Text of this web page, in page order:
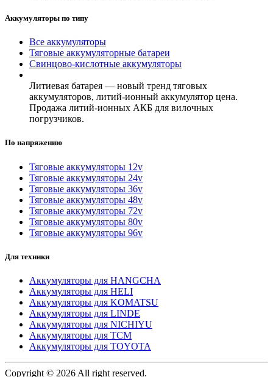
Аккумуляторы по типу
Все аккумуляторы
Тяговые аккумуляторные батареи
Свинцово-кислотные аккумуляторы
Литиевая батарея — новый тренд тяговых
аккумуляторов, литий-ионный аккумулятор цена.
Продажа литий-ионных АКБ для вилочных
погрузчиков.
По напряжению
Тяговые аккумуляторы 12v
Тяговые аккумуляторы 24v
Тяговые аккумуляторы 36v
Тяговые аккумуляторы 48v
Тяговые аккумуляторы 72v
Тяговые аккумуляторы 80v
Тяговые аккумуляторы 96v
Для техники
Аккумуляторы для HANGCHA
Аккумуляторы для HELI
Аккумуляторы для KOMATSU
Аккумуляторы для LINDE
Аккумуляторы для NICHIYU
Аккумуляторы для TCM
Аккумуляторы для TOYOTA
Copyright © 2026 All right reserved.